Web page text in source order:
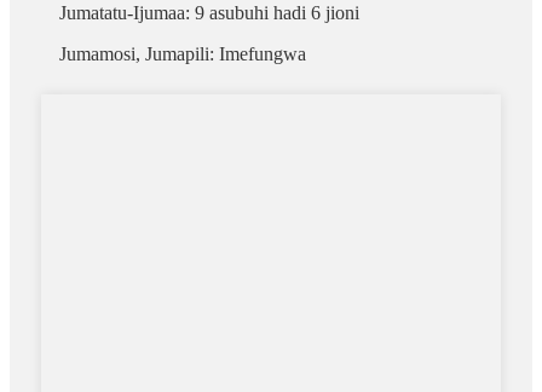
Jumatatu-Ijumaa: 9 asubuhi hadi 6 jioni
Jumamosi, Jumapili: Imefungwa